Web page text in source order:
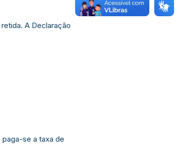
A Declaração
se a taxa de